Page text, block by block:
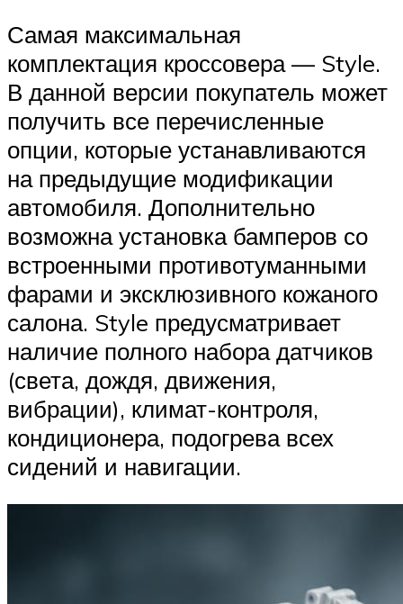
Самая максимальная
комплектация кроссовера — Style.
В данной версии покупатель может
получить все перечисленные
опции, которые устанавливаются
на предыдущие модификации
автомобиля. Дополнительно
возможна установка бамперов со
встроенными противотуманными
фарами и эксклюзивного кожаного
салона. Style предусматривает
наличие полного набора датчиков
(света, дождя, движения,
вибрации), климат-контроля,
кондиционера, подогрева всех
сидений и навигации.